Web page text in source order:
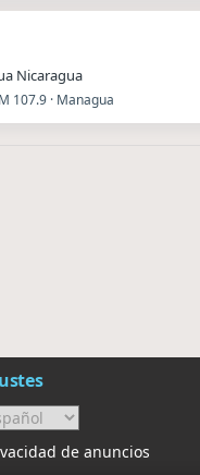
Nicaragua
107.9 · Managua
de anuncios